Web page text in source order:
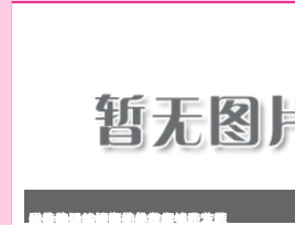
段染线钩织的漂亮的坎肩
钩针编织的漂亮的长袖帽衫外套花
时尚简单的蝙蝠袖美衣的织法清晰
一款棒针编织的长大衣款式和花样
国外的一款披肩式外套的编织方法
水若翻译的漂亮的横织衣外套